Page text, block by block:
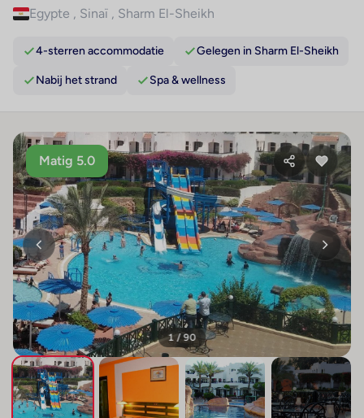
Egypte , Sinaï , Sharm El-Sheikh
4-sterren accommodatie Gelegen in Sharm El-Sheikh
Nabij het strand Spa & wellness
Matig 5.0
1 / 90